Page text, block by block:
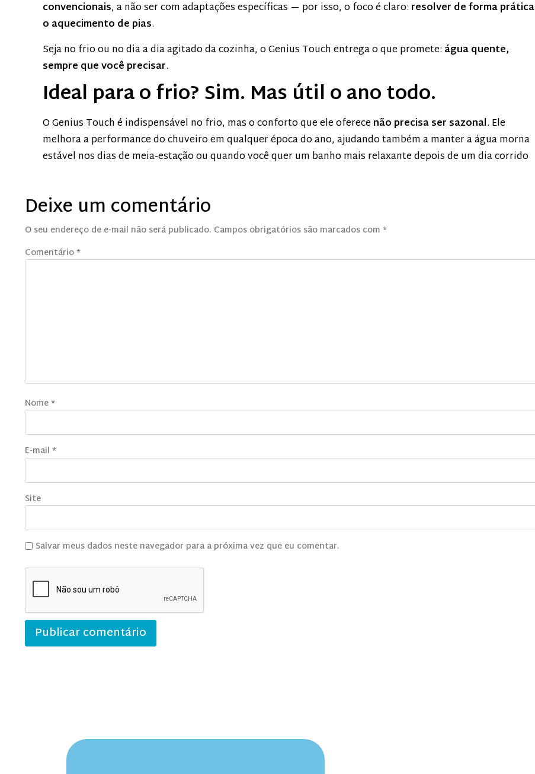
convencionais, a não ser com adaptações específicas — por isso, o foco é claro: resolver de forma prática
o aquecimento de pias.
Seja no frio ou no dia a dia agitado da cozinha, o Genius Touch entrega o que promete: água quente,
sempre que você precisar.
Ideal para o frio? Sim. Mas útil o ano todo.
O Genius Touch é indispensável no frio, mas o conforto que ele oferece não precisa ser sazonal. Ele
melhora a performance do chuveiro em qualquer época do ano, ajudando também a manter a água morna
estável nos dias de meia-estação ou quando você quer um banho mais relaxante depois de um dia corrido
Deixe um comentário
O seu endereço de e-mail não será publicado. Campos obrigatórios são marcados com *
Comentário*
Nome*
E-mail *
Site
Salvar meus dados neste navegador para a próxima vez que eu comentar.